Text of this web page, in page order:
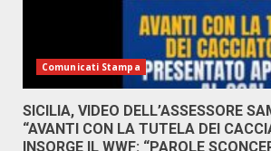
Comunicati Stampa
SICILIA, VIDEO DELL’ASSESSORE
“AVANTI CON LA TUTELA DEI
INSORGE IL WWF: “PAROLE